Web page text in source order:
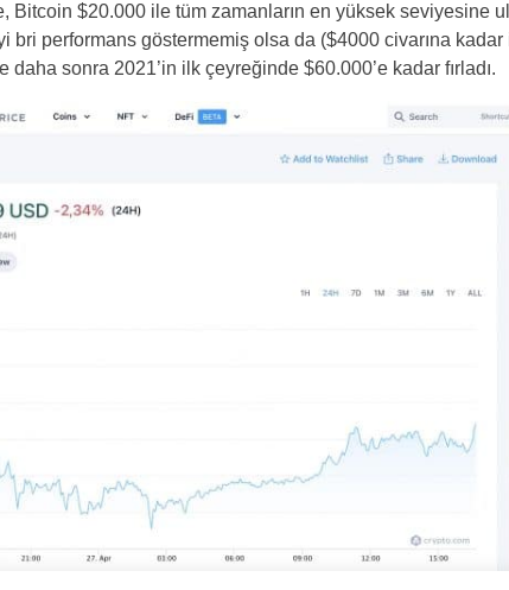
Hungary
Slovakia
Bitcoin $20.000 ile tüm zamanların en yüksek seviyesine
bri performans göstermemiş olsa da ($4000 civarına
daha sonra 2021’in ilk çeyreğinde $60.000’e kadar fırladı.